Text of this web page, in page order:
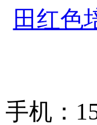
田红色
手机：